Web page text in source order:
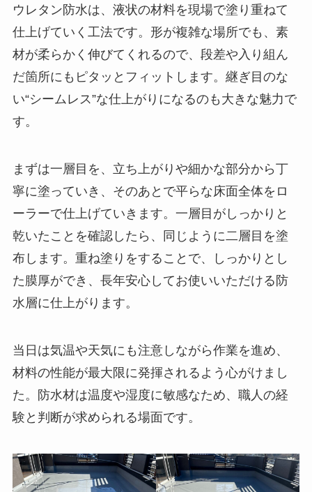
ウレタン防水は、液状の材料を現場で塗り重ねて
仕上げていく工法です。形が複雑な場所でも、素
材が柔らかく伸びてくれるので、段差や入り組ん
だ箇所にもピタッとフィットします。継ぎ目のな
い“シームレス”な仕上がりになるのも大きな魅力で
す。
まずは一層目を、立ち上がりや細かな部分から丁
寧に塗っていき、そのあとで平らな床面全体をロ
ーラーで仕上げていきます。一層目がしっかりと
乾いたことを確認したら、同じように二層目を塗
布します。重ね塗りをすることで、しっかりとし
た膜厚ができ、長年安心してお使いいただける防
水層に仕上がります。
当日は気温や天気にも注意しながら作業を進め、
材料の性能が最大限に発揮されるよう心がけまし
た。防水材は温度や湿度に敏感なため、職人の経
験と判断が求められる場面です。